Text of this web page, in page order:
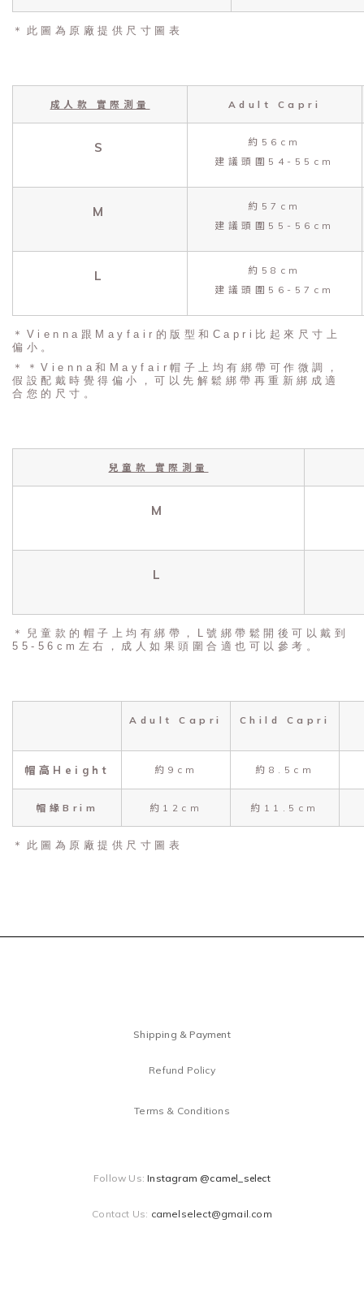
＊此圖為原廠提供尺寸圖表
成人款 實際測量 Adult Capri
S
約56cm
建議頭圍54-55cm
M
約57cm
建議頭圍55-56cm
L
約58cm
建議頭圍56-57cm
＊Vienna跟Mayfair的版型和Capri比起來尺寸上
偏小。
＊＊Vienna和Mayfair帽子上均有綁帶可作微調，
假設配戴時覺得偏小，可以先解鬆綁帶再重新綁成適
合您的尺寸。
兒童款 實際測量
M
L
＊兒童款的帽子上均有綁帶，L號綁帶鬆開後可以戴到
55-56cm左右，成人如果頭圍合適也可以參考。
Adult Capri Child Capri
帽高Height 約9cm 約8.5cm
帽緣Brim 約12cm 約11.5cm
＊此圖為原廠提供尺寸圖表
Shipping & Payment
Refund Policy
Terms & Conditions
Follow Us:Instagram @camel_select
Contact Us: camelselect@gmail.com